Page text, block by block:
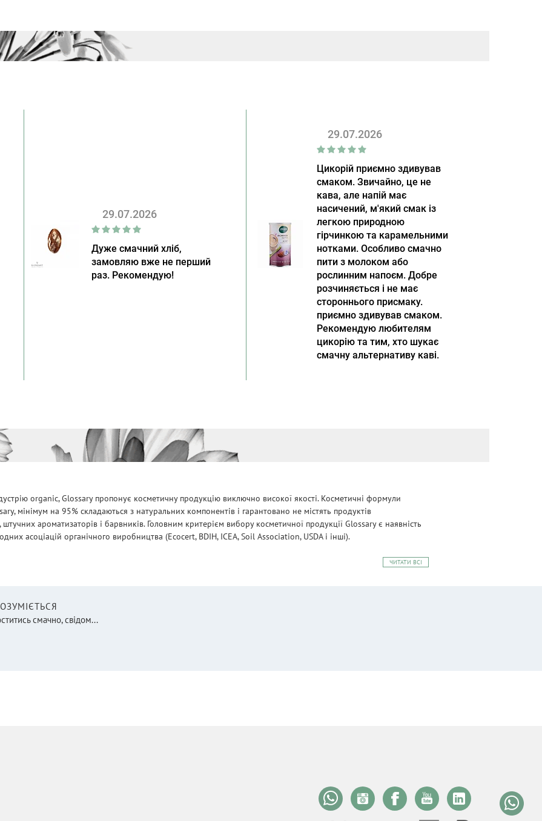
29.07.2026
Дуже смачний хліб,
замовляю вже не перший
раз. Рекомендую!
29.07.2026
Цикорій приємно здивував
смаком. Звичайно, це не
кава, але напій має
насичений, м'який смак із
легкою природною
гірчинкою та карамельними
нотками. Особливо смачно
пити з молоком або
рослинним напоєм. Добре
розчиняється і не має
стороннього присмаку.
приємно здивував смаком.
Рекомендую любителям
цикорію та тим, хто шукає
смачну альтернативу каві.
organic, Glossary пропонує косметичну продукцію виключно високої якості. Косметичні формули
мінімум на 95% складаються з натуральних компонентів і гарантовано не містять продуктів
ароматизаторів і барвників. Головним критерієм вибору косметичної продукції Glossary є наявність
асоціацій органічного виробництва (Ecocert, BDIH, ICEA, Soil Association, USDA і інші).
ЧИТАТИ ВСІ
смачно, свідом...